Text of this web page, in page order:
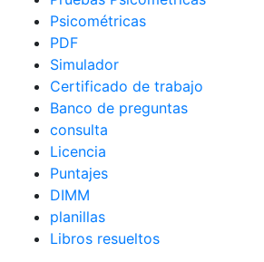
Psicométricas
PDF
Simulador
Certificado de trabajo
Banco de preguntas
consulta
Licencia
Puntajes
DIMM
planillas
Libros resueltos